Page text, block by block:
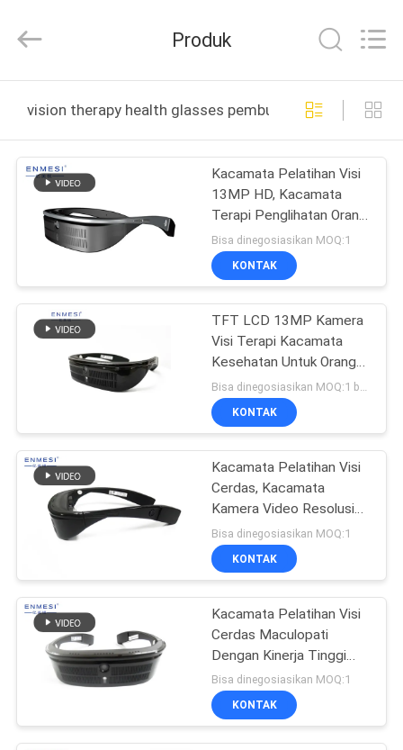
PRODUK
TENTANG
KAMI
TUR
PABRIK
KONTROL
BERITA
KASUS
PERMINTAAN
PENAWARAN
SHOPPING
Technology
Rights
Produk
vision therapy health glasses pembuatan online
Kacamata Pelatihan Visi
13MP HD, Kacamata
Terapi Penglihatan Orang
Sub Normal Visi
Bisa dinegosiasikan MOQ:1
KONTAK
TFT LCD 13MP Kamera
Visi Terapi Kacamata
Kesehatan Untuk Orang
Miopia / Hyperopia
KONTAK
Kacamata Pelatihan Visi
Cerdas, Kacamata
Kamera Video Resolusi
Tinggi Untuk Perawatan
Medis Mata
Bisa dinegosiasikan MOQ:1
KONTAK
Kacamata Pelatihan Visi
Cerdas Maculopati
Dengan Kinerja Tinggi
Camara 13MP
Bisa dinegosiasikan MOQ:1
KONTAK